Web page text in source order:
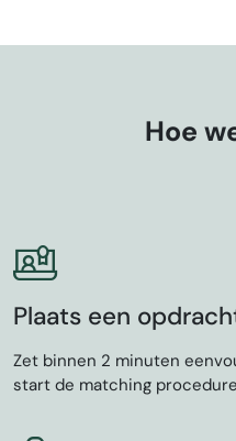
Hoe
Plaats een
Zet binnen 2 minuten
start de matching